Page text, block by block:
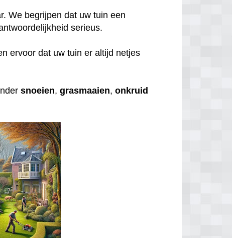
We begrijpen dat uw tuin een
serieus.
ervoor dat uw tuin er altijd netjes
snoeien,grasmaaien,onkruid